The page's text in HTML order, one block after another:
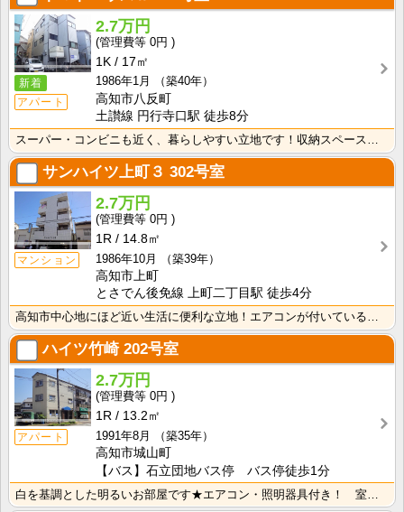
新着
アパート
2.7万円
0円
1K
17㎡
1986年1月
（築40年）
高知市八反町
土讃線 円行寺口駅 徒歩8分
スーパー・コンビニも近く、暮らしやすい立地です！収納スペースあり♪キッチンに窓がついているので、お料･･･
サンハイツ上町３ 302号室
マンション
2.7万円
0円
1R
14.8㎡
1986年10月
（築39年）
高知市上町
とさでん後免線 上町二丁目駅 徒歩4分
高知市中心地にほど近い生活に便利な立地！エアコンが付いているので初期費用の節約になりますね！
ハイツ竹崎202号室
アパート
2.7万円
0円
1R
13.2㎡
1991年8月
（築35年）
高知市城山町
【バス】石立団地バス停 バス停徒歩1分